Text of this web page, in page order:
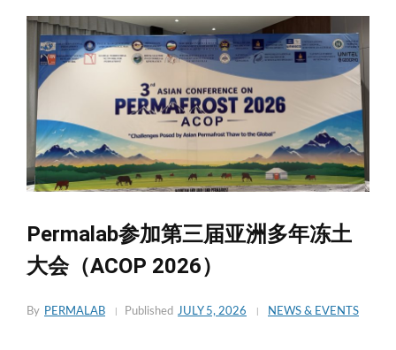
Permalab参加第三届亚洲多年冻土
大会（ACOP 2026）
By PERMALAB Published JULY 5, 2026 NEWS & EVENTS